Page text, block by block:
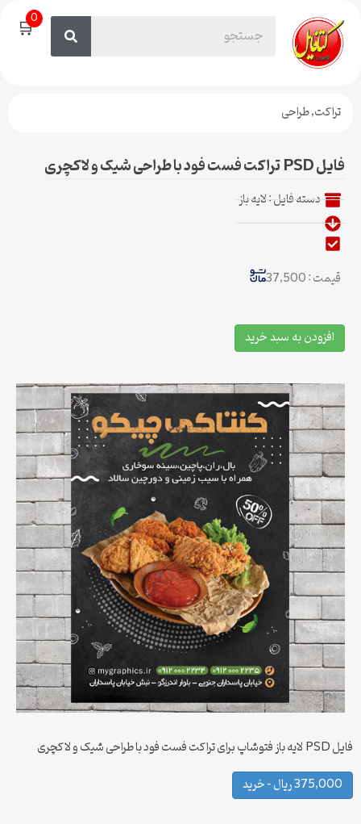
🛒0
تراکت,طراحی
فایل PSD تراکت فست فود با طراحی شیک و لاکچری
دسته فایل :لایه باز
قیمت : 37,500
افزودن به سبد خرید
فایل PSD لایه باز فتوشاپ برای تراکت فست فود با طراحی شیک و لاکچری
375,000 ریال – خرید